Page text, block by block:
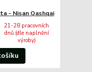
- Nisan Qashqai
21-28 pracovních
dnů (dle naplnění
výroby)